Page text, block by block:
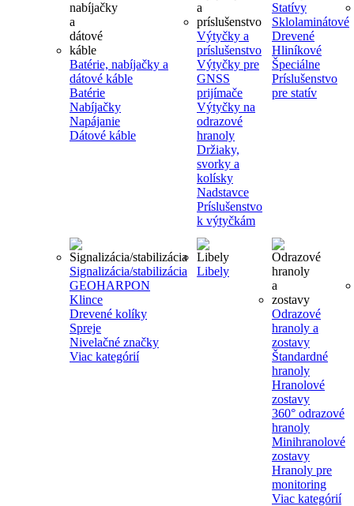
Batérie, nabíjačky a
dátové káble
Batérie
Nabíjačky
Napájanie
Dátové káble
Výtyčky a
príslušenstvo
Výtyčky pre
GNSS
prijímače
Výtyčky na
odrazové
hranoly
Držiaky,
svorky a
kolísky
Nadstavce
Príslušenstvo
k výtyčkám
Statívy
Sklolaminátové
Drevené
Hliníkové
Špeciálne
Príslušenstvo
pre statív
Signalizácia/stabilizácia
GEOHARPON
Klince
Drevené kolíky
Spreje
Nivelačné značky
Viac kategórií
Libely
Odrazové
hranoly a
zostavy
Štandardné
hranoly
Hranolové
zostavy
360° odrazové
hranoly
Minihranolové
zostavy
Hranoly pre
monitoring
Viac kategórií